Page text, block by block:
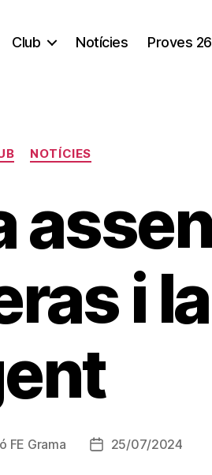
Club Notícies Proves
Categorías
NOTÍCIES
i
FE Grama
Fecha25/07/2024